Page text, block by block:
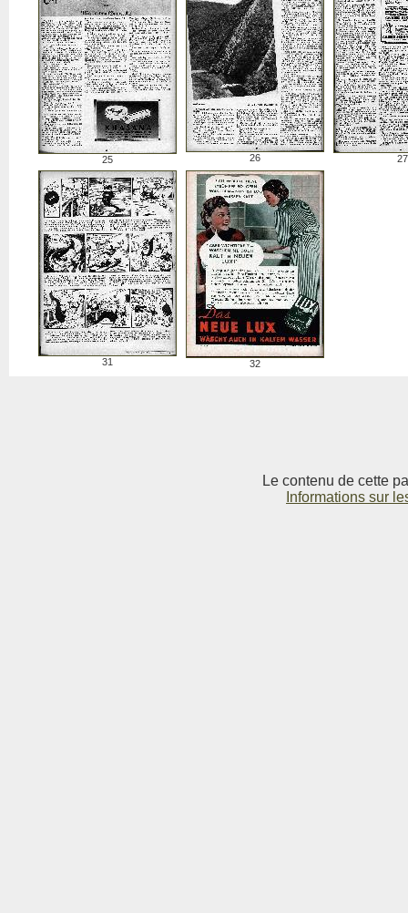
25 26 27
31 32
Le contenu de cette
Informations sur